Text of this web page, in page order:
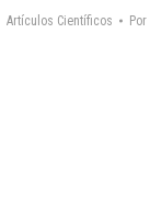
Artículos Científicos Por